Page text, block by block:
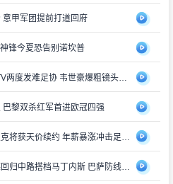
甲军团提前打道回府
锋今夏恐告别诺坎普
裁判双标惹众怒！BRTV两度发难足协 韦世豪爆粗镜头遭慢放解读
黎双杀红军首进欧冠四强
巴黎铁心留人！曝恩里克将获天价续约 年薪暴涨冲击足坛顶薪
弗里克变阵试验：孔德回归中路搭档马丁内斯 巴萨防线新解法？